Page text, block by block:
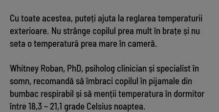
Cu toate acestea, puteți ajuta la reglarea temperaturii
exterioare. Nu strânge copilul prea mult în brațe și nu
seta o temperatură prea mare în cameră.
Whitney Roban, PhD, psiholog clinician și specialist în
somn, recomandă să îmbraci copilul în pijamale din
bumbac respirabil și să menții temperatura în dormitor
între 18,3 – 21,1 grade Celsius noaptea.